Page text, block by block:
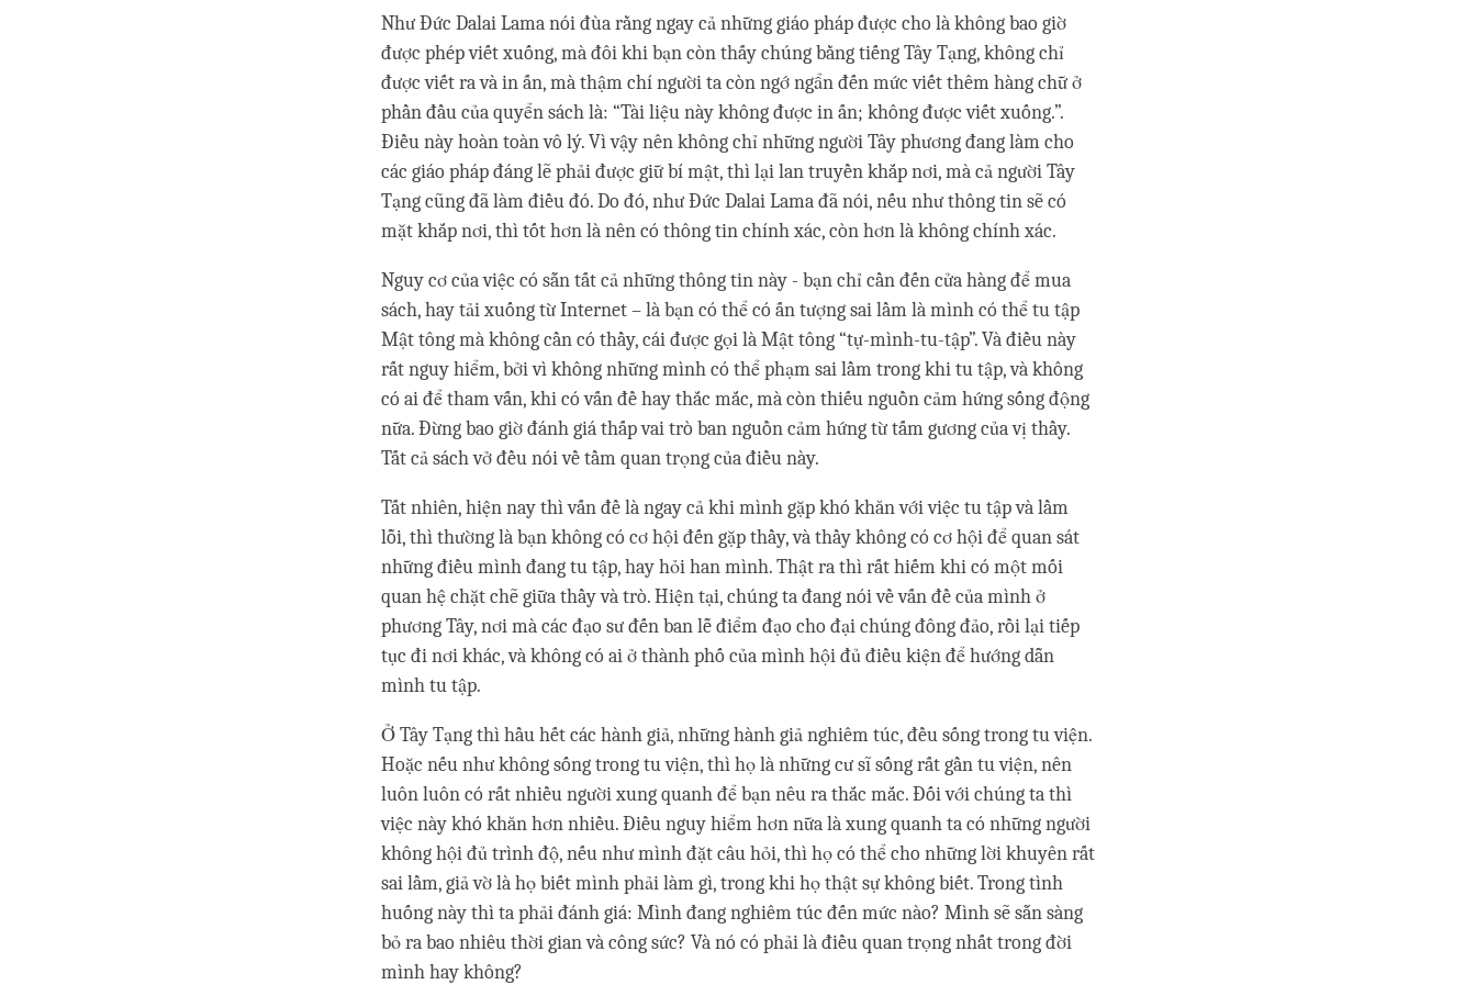
Như Đức Dalai Lama nói đùa rằng ngay cả những giáo pháp được cho là không bao giờ
được phép viết xuống, mà đôi khi bạn còn thấy chúng bằng tiếng Tây Tạng, không chỉ
được viết ra và in ấn, mà thậm chí người ta còn ngớ ngẩn đến mức viết thêm hàng chữ ở
phần đầu của quyển sách là: “Tài liệu này không được in ấn; không được viết xuống.”.
Điều này hoàn toàn vô lý. Vì vậy nên không chỉ những người Tây phương đang làm cho
các giáo pháp đáng lẽ phải được giữ bí mật, thì lại lan truyền khắp nơi, mà cả người Tây
Tạng cũng đã làm điều đó. Do đó, như Đức Dalai Lama đã nói, nếu như thông tin sẽ có
mặt khắp nơi, thì tốt hơn là nên có thông tin chính xác, còn hơn là không chính xác.
Nguy cơ của việc có sẵn tất cả những thông tin này - bạn chỉ cần đến cửa hàng để mua
sách, hay tải xuống từ Internet – là bạn có thể có ấn tượng sai lầm là mình có thể tu tập
Mật tông mà không cần có thầy, cái được gọi là Mật tông “tự-mình-tu-tập”. Và điều này
rất nguy hiểm, bởi vì không những mình có thể phạm sai lầm trong khi tu tập, và không
có ai để tham vấn, khi có vấn đề hay thắc mắc, mà còn thiếu nguồn cảm hứng sống động
nữa. Đừng bao giờ đánh giá thấp vai trò ban nguồn cảm hứng từ tấm gương của vị thầy.
Tất cả sách vở đều nói về tầm quan trọng của điều này.
Tất nhiên, hiện nay thì vấn đề là ngay cả khi mình gặp khó khăn với việc tu tập và lầm
lỗi, thì thường là bạn không có cơ hội đến gặp thầy, và thầy không có cơ hội để quan sát
những điều mình đang tu tập, hay hỏi han mình. Thật ra thì rất hiếm khi có một mối
quan hệ chặt chẽ giữa thầy và trò. Hiện tại, chúng ta đang nói về vấn đề của mình ở
phương Tây, nơi mà các đạo sư đến ban lễ điểm đạo cho đại chúng đông đảo, rồi lại tiếp
tục đi nơi khác, và không có ai ở thành phố của mình hội đủ điều kiện để hướng dẫn
mình tu tập.
Ở Tây Tạng thì hầu hết các hành giả, những hành giả nghiêm túc, đều sống trong tu viện.
Hoặc nếu như không sống trong tu viện, thì họ là những cư sĩ sống rất gần tu viện, nên
luôn luôn có rất nhiều người xung quanh để bạn nêu ra thắc mắc. Đối với chúng ta thì
việc này khó khăn hơn nhiều. Điều nguy hiểm hơn nữa là xung quanh ta có những người
không hội đủ trình độ, nếu như mình đặt câu hỏi, thì họ có thể cho những lời khuyên rất
sai lầm, giả vờ là họ biết mình phải làm gì, trong khi họ thật sự không biết. Trong tình
huống này thì ta phải đánh giá: Mình đang nghiêm túc đến mức nào? Mình sẽ sẵn sàng
bỏ ra bao nhiêu thời gian và công sức? Và nó có phải là điều quan trọng nhất trong đời
mình hay không?